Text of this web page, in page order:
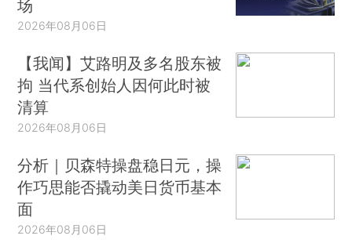
场
2026年08月06日
【我闻】艾路明及多名股东被
拘 当代系创始人因何此时被
清算
2026年08月06日
分析｜贝森特操盘稳日元，操
作巧思能否撬动美日货币基本
面
2026年08月06日